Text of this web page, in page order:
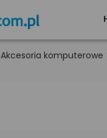
Akcesoria komputerowe